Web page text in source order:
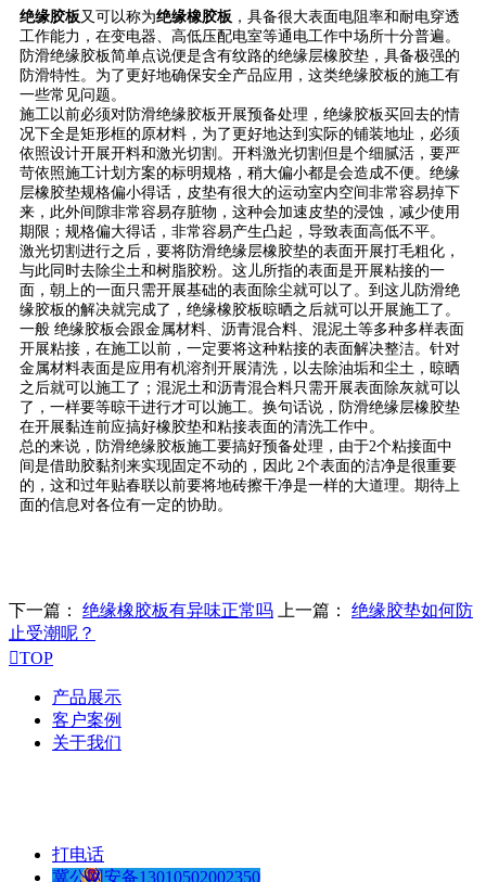
绝缘胶板 又可以称为绝缘橡胶板 ，具备很大表面电阻率和耐电穿透
工作能力，在变电器、高低压配电室等通电工作中场所十分普遍。
防滑绝缘胶板简单点说便是含有纹路的绝缘层橡胶垫，具备极强的
防滑特性。为了更好地确保安全产品应用，这类绝缘胶板的施工有
一些常见问题。
施工以前必须对防滑绝缘胶板开展预备处理，绝缘胶板买回去的情
况下全是矩形框的原材料，为了更好地达到实际的铺装地址，必须
依照设计开展开料和激光切割。开料激光切割但是个细腻活，要严
苛依照施工计划方案的标明规格，稍大偏小都是会造成不便。绝缘
层橡胶垫规格偏小得话，皮垫有很大的运动室内空间非常容易掉下
来，此外间隙非常容易存脏物，这种会加速皮垫的浸蚀，减少使用
期限；规格偏大得话，非常容易产生凸起，导致表面高低不平。
激光切割进行之后，要将防滑绝缘层橡胶垫的表面开展打毛粗化，
与此同时去除尘土和树脂胶粉。这儿所指的表面是开展粘接的一
面，朝上的一面只需开展基础的表面除尘就可以了。到这儿防滑绝
缘胶板的解决就完成了，绝缘橡胶板晾晒之后就可以开展施工了。
一般 绝缘胶板会跟金属材料、沥青混合料、混泥土等多种多样表面
开展粘接，在施工以前，一定要将这种粘接的表面解决整洁。针对
金属材料表面是应用有机溶剂开展清洗，以去除油垢和尘土，晾晒
之后就可以施工了；混泥土和沥青混合料只需开展表面除灰就可以
了，一样要等晾干进行才可以施工。换句话说，防滑绝缘层橡胶垫
在开展黏连前应搞好橡胶垫和粘接表面的清洗工作中。
总的来说，防滑绝缘胶板施工要搞好预备处理，由于2个粘接面中
间是借助胶黏剂来实现固定不动的，因此 2个表面的洁净是很重要
的，这和过年贴春联以前要将地砖擦干净是一样的大道理。期待上
面的信息对各位有一定的协助。
下一篇： 绝缘橡胶板有异味正常吗 上一篇： 绝缘胶垫如何防
止受潮呢？
TOP
产品展示
客户案例
关于我们
打电话
冀公网安备13010502002350